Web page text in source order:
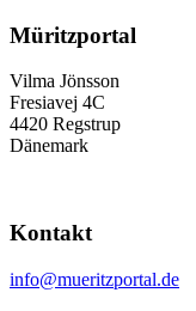
Müritzportal
Vilma Jönsson
Fresiavej 4C
4420 Regstrup
Dänemark
Kontakt
info@mueritzportal.de